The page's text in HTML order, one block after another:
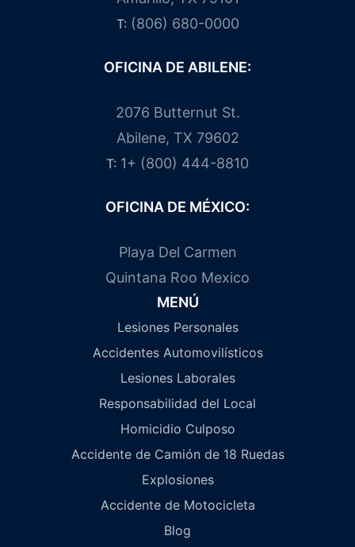
T: (806) 680-0000
OFICINA DE ABILENE:
2076 Butternut St.
Abilene, TX 79602
T: 1+ (800) 444-8810
OFICINA DE MÉXICO:
Playa Del Carmen
Quintana Roo Mexico
MENÚ
Lesiones Personales
Accidentes Automovilísticos
Lesiones Laborales
Responsabilidad del Local
Homicidio Culposo
Accidente de Camión de 18 Ruedas
Explosiones
Accidente de Motocicleta
Blog